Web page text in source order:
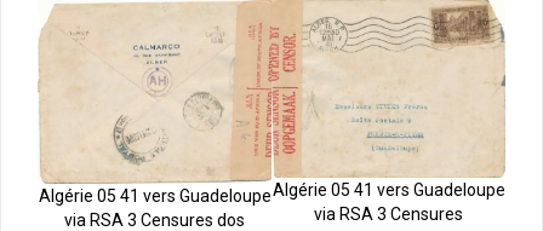
Algérie 05 41 vers Guadeloupe
via RSA 3 Censures dos
Algérie 05 41 vers Guadeloupe
via RSA 3 Censures